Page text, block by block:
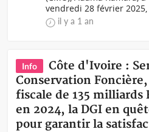
vendredi 28 février
il y a 1 an
Info
Côte d'Ivoire :
Conservation
fiscale de 135 milliards
en 2024, la DGI en
pour garantir la